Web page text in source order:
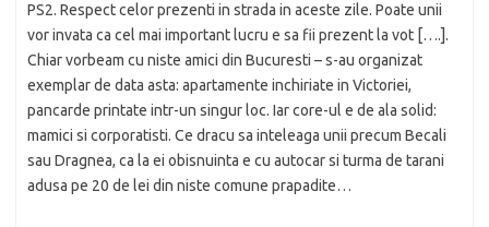
PS2. Respect celor prezenti in strada in aceste zile. Poate unii
vor invata ca cel mai important lucru e sa fii prezent la vot [….].
Chiar vorbeam cu niste amici din Bucuresti – s-au organizat
exemplar de data asta: apartamente inchiriate in Victoriei,
pancarde printate intr-un singur loc. Iar core-ul e de ala solid:
mamici si corporatisti. Ce dracu sa inteleaga unii precum Becali
sau Dragnea, ca la ei obisnuinta e cu autocar si turma de tarani
adusa pe 20 de lei din niste comune prapadite…